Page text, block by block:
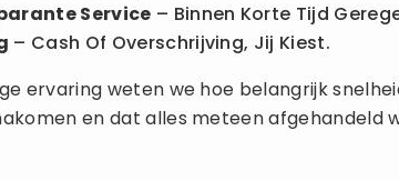
Service – Binnen Korte Tijd
– Cash Of Overschrijving, Jij Kiest.
ervaring weten we hoe belangrijk
en dat alles meteen afgehandeld